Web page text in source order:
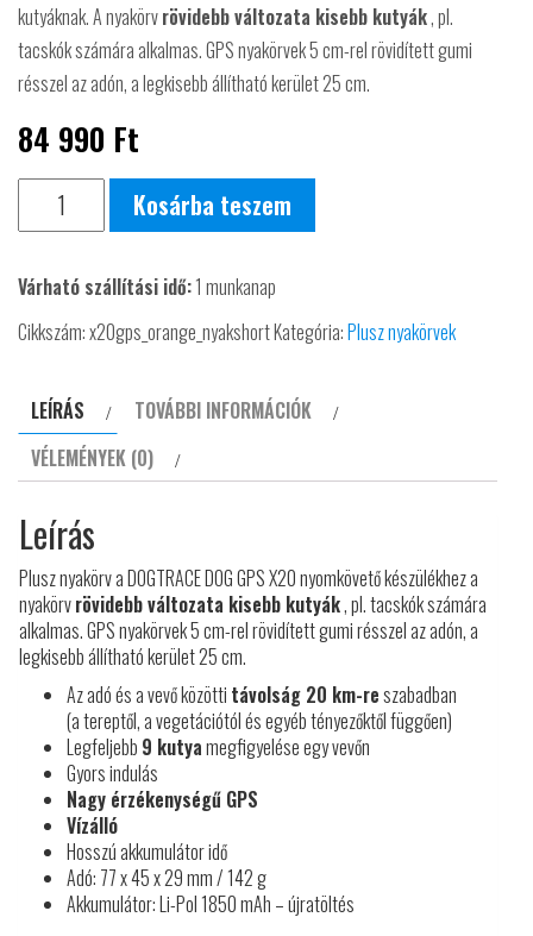
kutyáknak. Anyakörvrövidebb változata kisebb kutyák, pl.
tacskók számára alkalmas. GPS nyakörvek 5 cm-rel rövidített gumi
résszel az adón, a legkisebb állítható kerület 25 cm.
84 990 Ft
X20
plusz
nyakörv
helymeghatározó
DOGTRACE
DOG
Kosárba teszem
Várható szállítási idő:1 munkanap
Cikkszám:x20gps_orange_nyakshortKategória:Plusz nyakörvek
LEÍRÁS
TOVÁBBI INFORMÁCIÓK
VÉLEMÉNYEK (0)
Leírás
Plusz nyakörv a DOGTRACE DOG GPS X20 nyomkövető készülékhez a
nyakörvrövidebb változata kisebb kutyák, pl. tacskók számára
alkalmas. GPS nyakörvek 5 cm-rel rövidített gumi résszel az adón, a
legkisebb állítható kerület 25 cm.
Az adó és a vevő közötti távolság 20 km-reszabadban
(a tereptől, a vegetációtól és egyéb tényezőktől függően)
Legfeljebb 9 kutyamegfigyelése egy vevőn
Gyors indulás
Nagy érzékenységű GPS
Vízálló
Hosszú akkumulátor idő
Adó: 77 x 45 x 29 mm / 142 g
Akkumulátor: Li-Pol 1850 mAh – újratöltés